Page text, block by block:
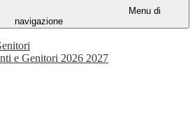
Menu di
navigazione
e Genitori 2026 2027